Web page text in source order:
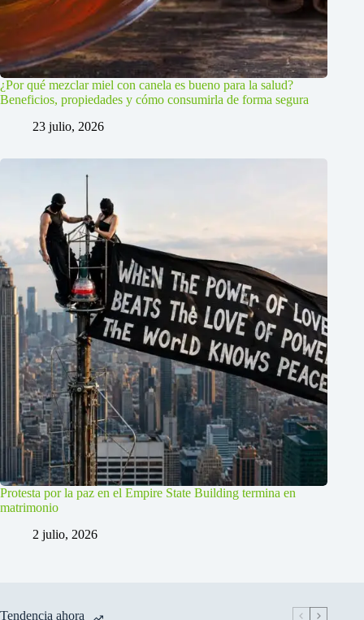
¿Por qué mezclar miel con canela es bueno para la salud?
Beneficios, propiedades y cómo consumirla de forma segura
23 julio, 2026
Protesta por la paz en el Empire State Building termina en
matrimonio
2 julio, 2026
Tendencia ahora